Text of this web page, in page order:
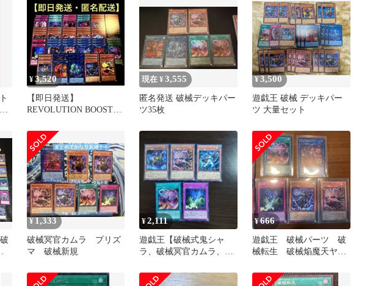
¥3,520
【即日発送】
REVOLUTION BOOSTER
現在 ¥3,555
匿名発送 破械デッキパー
ツ35枚
¥3,500
遊戯王 破械 デッキパー
ツ 大量セット
¥1,333
破械冥官カムラ プリズ
マ 破械新規
¥2,111
遊戯王【破械式鬼シャ
ラ、破械冥官カムラ、破
ットレア ５枚
¥666
遊戯王 破械パーツ 破
械転生 破械焔魔天ヤ